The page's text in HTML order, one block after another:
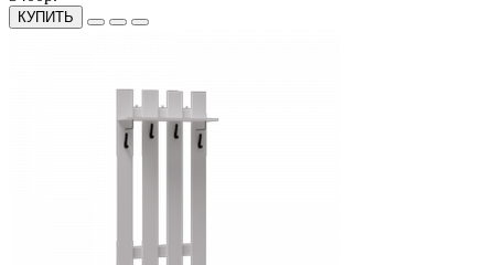
КУПИТЬ